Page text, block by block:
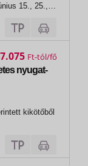
15., 25.,
nap:
tól, üdvözlő
nyugat-
kikötőből
Ft